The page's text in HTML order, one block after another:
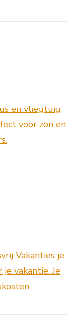
en vliegtuig
voor zon en
Vakanties je
vakantie. Je